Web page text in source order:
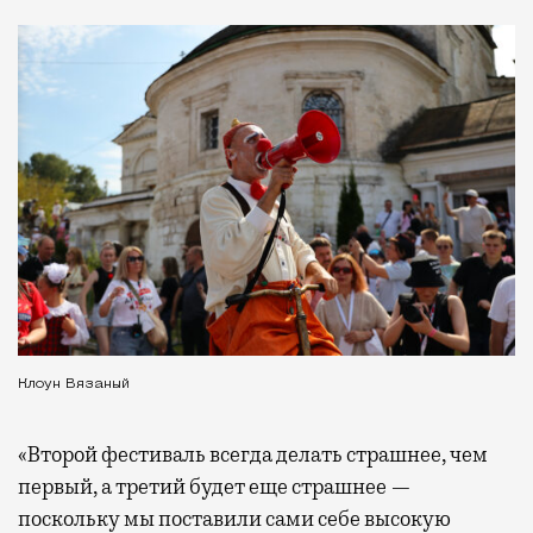
Клоун Вязаный
«Второй фестиваль всегда делать страшнее, чем
первый, а третий будет еще страшнее —
поскольку мы поставили сами себе высокую